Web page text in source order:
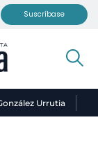
Suscríbase
Urrutia